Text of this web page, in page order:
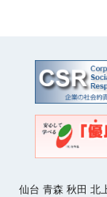
仙台 青森 秋田 北